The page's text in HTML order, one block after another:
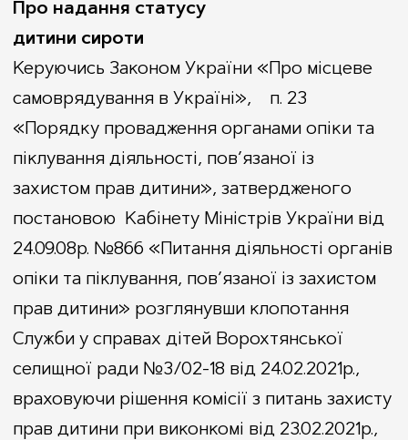
Виконавчий комітет
Рішення
Склад
Комісії
Регуляторна політика
Регуляторні акти
Проєкти регуляторних актів
Накази
Молодіжна рада
Штатний розпис
Депутатський корпус
Відділ туризму, зовнішніх зв’язків та інвестицій
Відділ соціального захисту населення
Служба у справах дітей
Сектор цивільного захисту та мобілізаційної роботи
Віртуальний тур
Фестивалі та урочистості
Галерея
Статут громади
Брендбуки громади
Про надання статусу
дитини сироти
Керуючись Законом України «Про місцеве
самоврядування в Україні», п. 23
«Порядку провадження органами опіки та
піклування діяльності, пов’язаної із
захистом прав дитини», затвердженого
постановою Кабінету Міністрів України від
24.09.08р. №866 «Питання діяльності органів
опіки та піклування, пов’язаної із захистом
прав дитини» розглянувши клопотання
Служби у справах дітей Ворохтянської
селищної ради №3/02-18 від 24.02.2021р.,
враховуючи рішення комісії з питань захисту
прав дитини при виконкомі від 23.02.2021р.,